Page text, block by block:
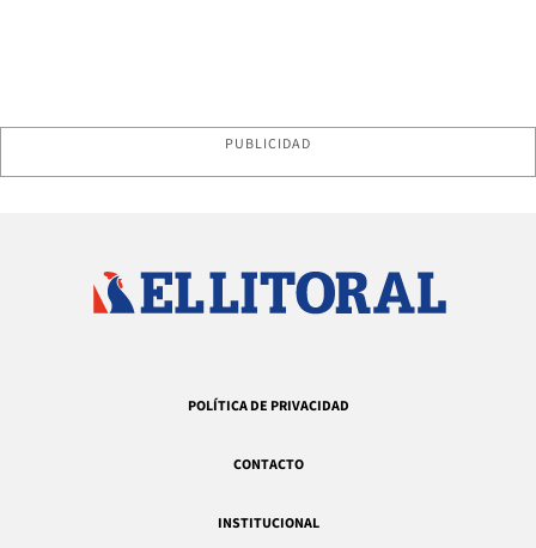
PUBLICIDAD
POLÍTICA DE PRIVACIDAD
CONTACTO
INSTITUCIONAL